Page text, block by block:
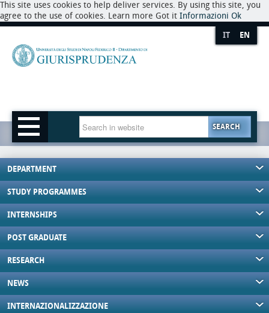
This site uses cookies to help deliver services. By using this site, you
agree to the use of cookies. Learn more Got it Informazioni Ok
IT EN
SEARCH
DEPARTMENT
STUDY PROGRAMMES
INTERNSHIPS
POST GRADUATE
RESEARCH
NEWS
INTERNAZIONALIZZAZIONE